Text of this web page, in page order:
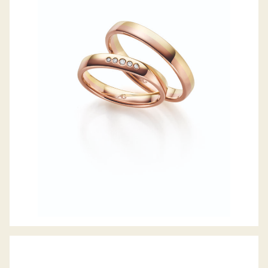
GERSTNER TRAURINGE